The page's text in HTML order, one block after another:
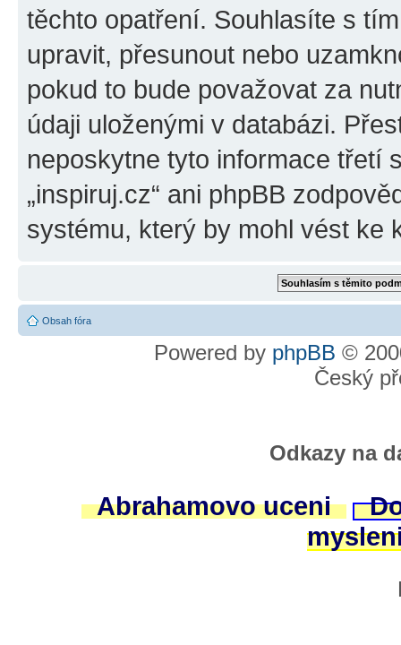
těchto opatření. Souhlasíte s
upravit, přesunout nebo
pokud to bude považovat za
údaji uloženými v databázi.
neposkytne tyto informace třetí
„inspiruj.cz“ ani phpBB
systému, který by mohl vést ke
Obsah fóra
Powered by phpBB ©
Český
Odkazy na
Abrahamovo uceni